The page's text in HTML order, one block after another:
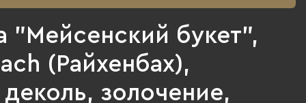
"Мейсенский букет",
(Райхенбах),
золочение,